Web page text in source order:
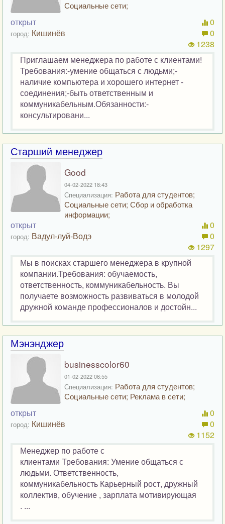
Социальные сети;
открыт
город: Кишинёв
0
0
1238
Приглашаем менеджера по работе с клиентами!
Требования:-умение общаться с людьми;-
наличие компьютера и хорошего интернет -
соединения;-быть ответственным и
коммуникабельным.Обязанности:-
консультировани...
Старший менеджер
Good
04-02-2022 18:43
Специализация: Работа для студентов;
Социальные сети; Сбор и обработка
информации;
открыт
город: Вадул-луй-Водэ
0
0
1297
Мы в поисках старшего менеджера в крупной
компании.Требования: обучаемость,
ответственность, коммуникабельность. Вы
получаете возможность развиваться в молодой
дружной команде профессионалов и достойн...
Мэнэнджер
businesscolor60
01-02-2022 06:55
Специализация: Работа для студентов;
Социальные сети; Реклама в сети;
открыт
город: Кишинёв
0
0
1152
Менеджер по работе с
клиентами Требования: Умение общаться с
людьми. Ответственность,
коммуникабельность Карьерный рост, дружный
коллектив, обучение , зарплата мотивирующая
. ...